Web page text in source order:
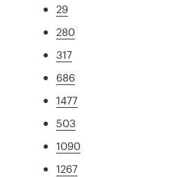
29
280
317
686
1477
503
1090
1267